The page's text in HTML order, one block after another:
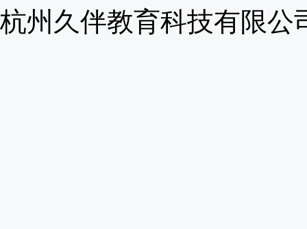
杭州久伴教育科技有限公